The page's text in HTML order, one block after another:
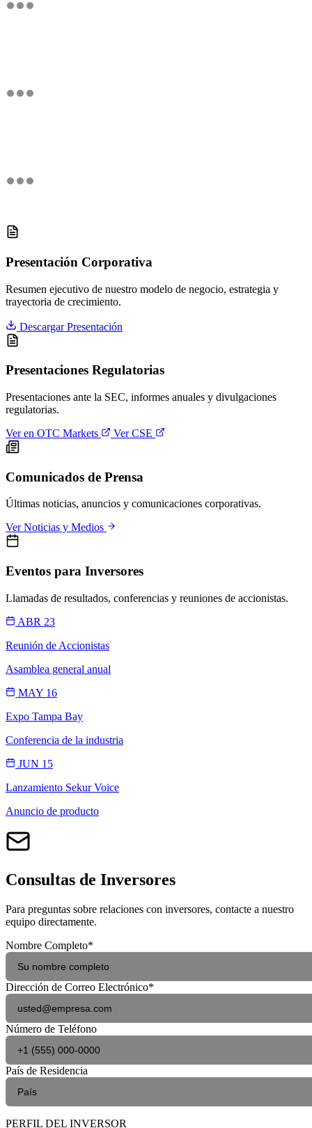
Presentación Corporativa
Resumen ejecutivo de nuestro modelo de negocio, estrategia y
trayectoria de crecimiento.
Descargar Presentación
Presentaciones Regulatorias
Presentaciones ante la SEC, informes anuales y divulgaciones
regulatorias.
Ver en OTC Markets
Ver CSE
Comunicados de Prensa
Últimas noticias, anuncios y comunicaciones corporativas.
Ver Noticias y Medios
Eventos para Inversores
Llamadas de resultados, conferencias y reuniones de accionistas.
ABR 23
Reunión de Accionistas
Asamblea general anual
MAY 16
Expo Tampa Bay
Conferencia de la industria
JUN 15
Lanzamiento Sekur Voice
Anuncio de producto
Consultas de Inversores
Para preguntas sobre relaciones con inversores, contacte a nuestro
equipo directamente.
Nombre Completo*
Dirección de Correo Electrónico*
Número de Teléfono
País de Residencia
PERFIL DEL INVERSOR